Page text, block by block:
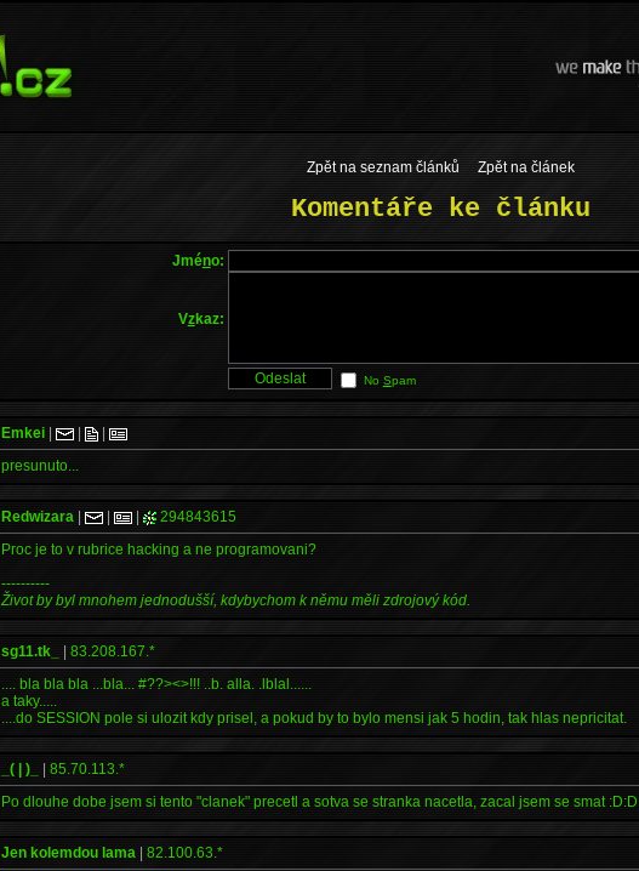
Zpět na seznam článků Zpět na článek
Komentáře ke článku
Jméno:
Vzkaz:
No Spam
Emkei | |
presunuto...
Redwizara | | | 294843615
Proc je to v rubrice hacking a ne programovani?
----------
Život by byl mnohem jednodušší, kdybychom k němu měli zdrojový kód.
sg11.tk_ |83.208.167.*
.... bla bla bla ...bla... #??><>!!! ..b. alla. .lblal......
a taky.....
....do SESSION pole si ulozit kdy prisel, a pokud by to bylo mensi jak 5 hodin, tak hlas nepricitat.
_( | )_ |85.70.113.*
Po dlouhe dobe jsem si tento "clanek" precetl a sotva se stranka nacetla, zacal jsem se smat :D:D
Jen kolemdou lama |82.100.63.*